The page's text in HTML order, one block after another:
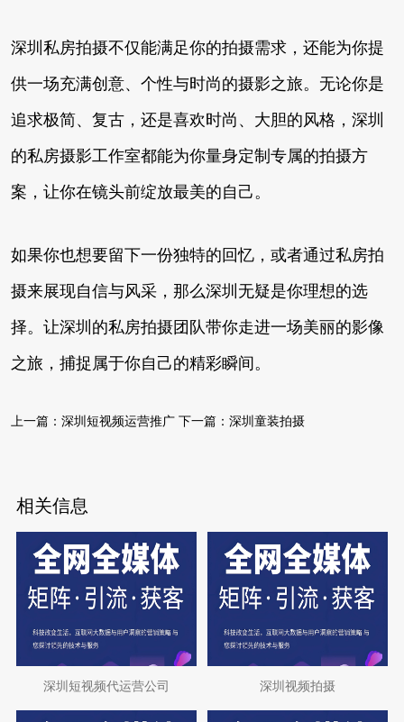
深圳私房拍摄不仅能满足你的拍摄需求，还能为你提
供一场充满创意、个性与时尚的摄影之旅。无论你是
追求极简、复古，还是喜欢时尚、大胆的风格，深圳
的私房摄影工作室都能为你量身定制专属的拍摄方
案，让你在镜头前绽放最美的自己。
如果你也想要留下一份独特的回忆，或者通过私房拍
摄来展现自信与风采，那么深圳无疑是你理想的选
择。让深圳的私房拍摄团队带你走进一场美丽的影像
之旅，捕捉属于你自己的精彩瞬间。
上一篇： 深圳短视频运营推广 下一篇： 深圳童装拍摄
相关信息
深圳短视频代运营公司 深圳视频拍摄